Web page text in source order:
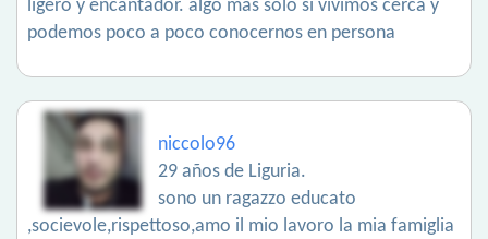
ligero y encantador. algo más sólo si vivimos cerca y
podemos poco a poco conocernos en persona
niccolo96
29 años de Liguria.
sono un ragazzo educato
,socievole,rispettoso,amo il mio lavoro la mia famiglia